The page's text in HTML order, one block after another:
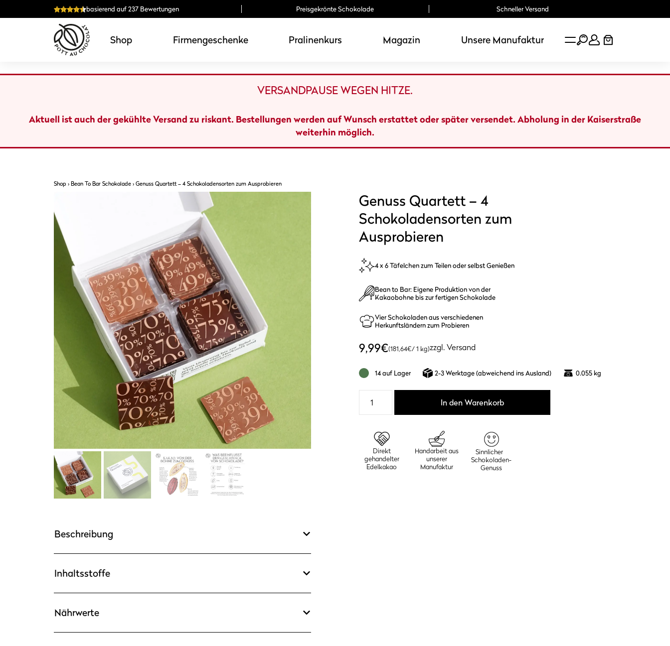
Inhalt
basierend auf 237 Bewertungen Preisgekrönte Schokolade Schneller Versand
Shop Firmengeschenke Pralinenkurs Magazin Unsere Manufaktur
VERSANDPAUSE WEGEN HITZE.
Aktuell ist auch der gekühlte Versand zu riskant. Bestellungen werden auf Wunsch erstattet oder später versendet. Abholung in der Kaiserstraße
weiterhin möglich.
Shop › Bean To Bar Schokolade › Genuss Quartett – 4 Schokoladensorten zum Ausprobieren
Beschreibung
Inhaltsstoffe
Nährwerte
Genuss Quartett – 4
Schokoladensorten zum
Ausprobieren
4 x 6 Täfelchen zum Teilen oder selbst Genießen
Bean to Bar: Eigene Produktion von der
Kakaobohne bis zur fertigen Schokolade
Vier Schokoladen aus verschiedenen
Herkunftsländern zum Probieren
9,99€(181,64€/ 1 kg)zzgl. Versand
14 auf Lager 2-3 Werktage (abweichend ins Ausland) 0.055 kg
Quartett
Schokoladensorten
zum
Ausprobieren
In den Warenkorb
Direkt
gehandelter
Edelkakao
Handarbeit aus
unserer
Manufaktur
Sinnlicher
Schokoladen-
Genuss